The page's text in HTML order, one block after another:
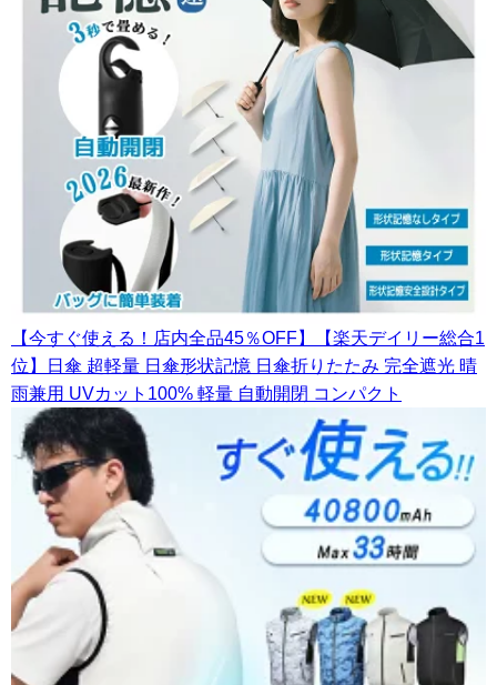
【今すぐ使える！店内全品45％OFF】【楽天デイリー総合1
位】日傘 超軽量 日傘形状記憶 日傘折りたたみ 完全遮光 晴
雨兼用 UVカット100% 軽量 自動開閉 コンパクト